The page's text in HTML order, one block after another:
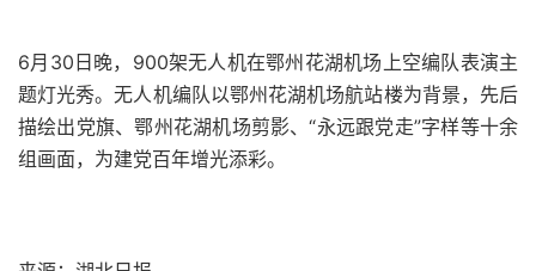
6月30日晚，900架无人机在鄂州花湖机场上空编队表演主
题灯光秀。无人机编队以鄂州花湖机场航站楼为背景，先后
描绘出党旗、鄂州花湖机场剪影、“永远跟党走”字样等十余
组画面，为建党百年增光添彩。